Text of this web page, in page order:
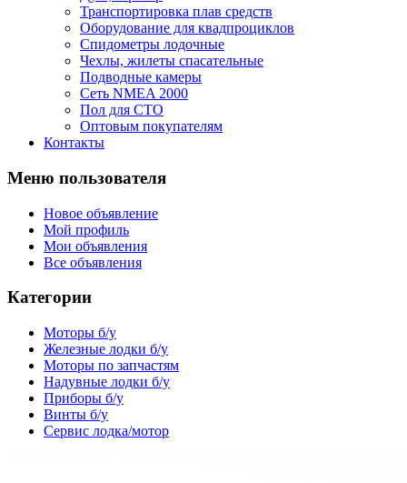
Транспортировка плав средств
Оборудование для квадпроциклов
Спидометры лодочные
Чехлы, жилеты спасательные
Подводные камеры
Сеть NMEA 2000
Пол для СТО
Оптовым покупателям
Контакты
Меню пользователя
Новое объявление
Мой профиль
Мои объявления
Все объявления
Категории
Моторы б/у
Железные лодки б/у
Моторы по запчастям
Надувные лодки б/у
Приборы б/у
Винты б/у
Сервис лодка/мотор